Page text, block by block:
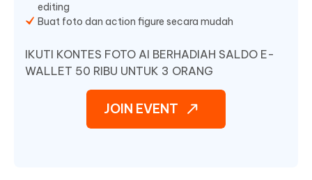
editing
Buat foto dan action figure secara mudah
IKUTI KONTES FOTO AI BERHADIAH SALDO E-
WALLET 50 RIBU UNTUK 3 ORANG
JOIN EVENT